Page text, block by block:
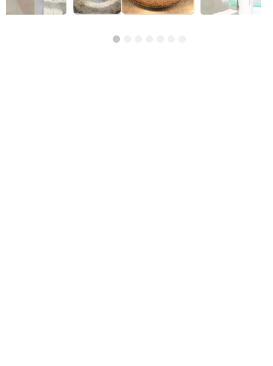
Place Communale 1 6800 Libramont